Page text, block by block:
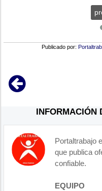
Publicado por:
INFORMACIÓN
Portaltrabajo
que publica
confiable.
EQUIPO